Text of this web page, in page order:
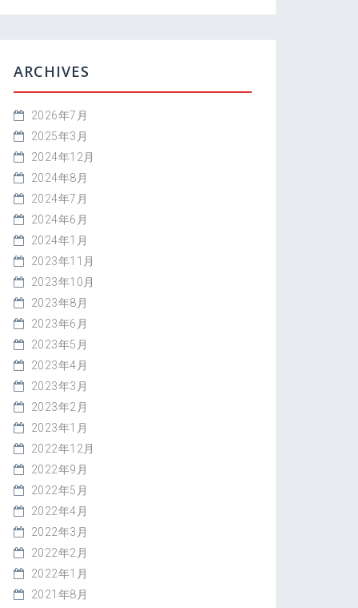
ARCHIVES
2026年7月
2025年3月
2024年12月
2024年8月
2024年7月
2024年6月
2024年1月
2023年11月
2023年10月
2023年8月
2023年6月
2023年5月
2023年4月
2023年3月
2023年2月
2023年1月
2022年12月
2022年9月
2022年5月
2022年4月
2022年3月
2022年2月
2022年1月
2021年8月